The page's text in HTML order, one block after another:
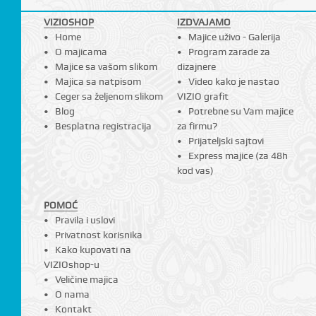
VIZIOSHOP
Home
O majicama
Majice sa vašom slikom
Majica sa natpisom
Ceger sa željenom slikom
Blog
Besplatna registracija
IZDVAJAMO
Majice uživo - Galerija
Program zarade za
dizajnere
Video kako je nastao
VIZIO grafit
Potrebne su Vam majice
za firmu?
Prijateljski sajtovi
Express majice (za 48h
kod vas)
POMOĆ
Pravila i uslovi
Privatnost korisnika
Kako kupovati na
VIZIOshop-u
Veličine majica
O nama
Kontakt